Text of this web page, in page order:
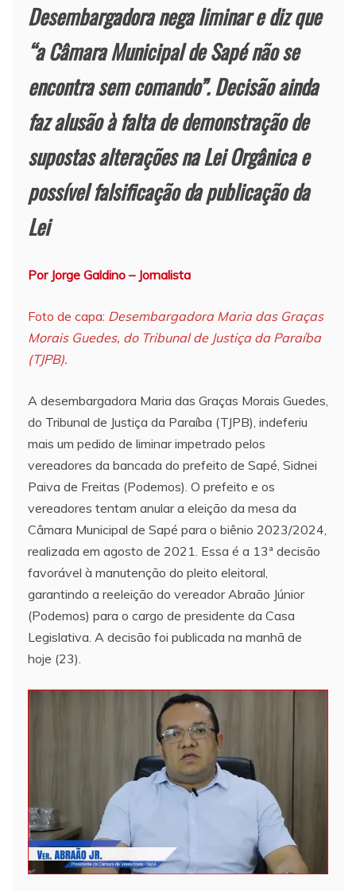
Desembargadora nega liminar e diz que
“a Câmara Municipal de Sapé não se
encontra sem comando”. Decisão ainda
faz alusão à falta de demonstração de
supostas alterações na Lei Orgânica e
possível falsificação da publicação da
Lei
Por Jorge Galdino – Jornalista
Foto de capa: Desembargadora Maria das Graças
Morais Guedes, do Tribunal de Justiça da Paraíba
(TJPB).
A desembargadora Maria das Graças Morais Guedes,
do Tribunal de Justiça da Paraíba (TJPB), indeferiu
mais um pedido de liminar impetrado pelos
vereadores da bancada do prefeito de Sapé, Sidnei
Paiva de Freitas (Podemos). O prefeito e os
vereadores tentam anular a eleição da mesa da
Câmara Municipal de Sapé para o biênio 2023/2024,
realizada em agosto de 2021. Essa é a 13ª decisão
favorável à manutenção do pleito eleitoral,
garantindo a reeleição do vereador Abraão Júnior
(Podemos) para o cargo de presidente da Casa
Legislativa. A decisão foi publicada na manhã de
hoje (23).